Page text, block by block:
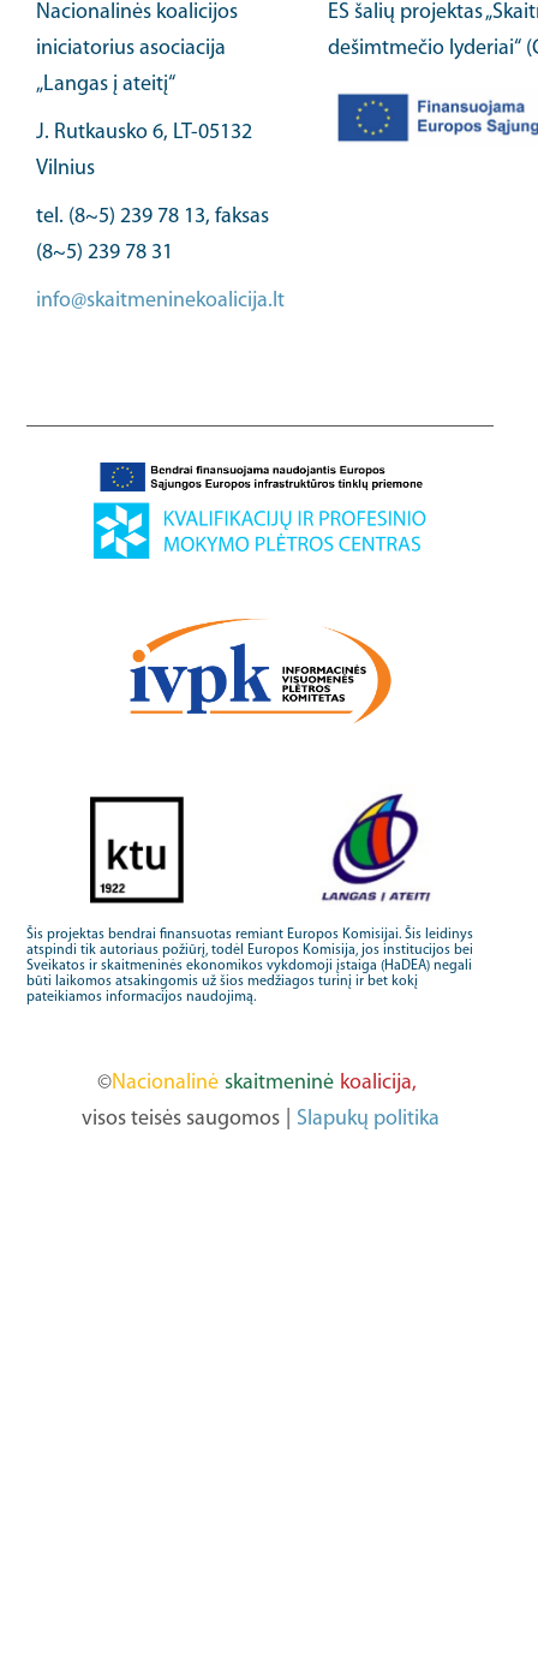
Nacionalinės koalicijos
iniciatorius asociacija
„Langas į ateitį“
J. Rutkausko 6, LT-05132
Vilnius
tel. (8~5) 239 78 13, faksas
(8~5) 239 78 31
info@skaitmeninekoalicija.lt
ES šalių projektas
dešimtmečio lyderiai“
Šis projektas bendrai finansuotas remiant Europos Komisijai. Šis leidinys
atspindi tik autoriaus požiūrį, todėl Europos Komisija, jos institucijos bei
Sveikatos ir skaitmeninės ekonomikos vykdomoji įstaiga (HaDEA) negali
būti laikomos atsakingomis už šios medžiagos turinį ir bet kokį
pateikiamos informacijos naudojimą.
©Nacionalinė skaitmeninė koalicija,
visos teisės saugomos
Slapukų politika